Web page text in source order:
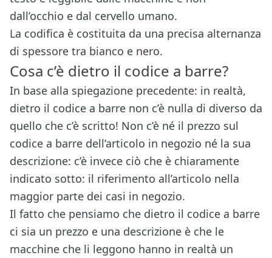
dall’occhio e dal cervello umano.
La codifica è costituita da una precisa alternanza
di spessore tra bianco e nero.
Cosa c’è dietro il codice a barre?
In base alla spiegazione precedente: in realtà,
dietro il codice a barre non c’è nulla di diverso da
quello che c’è scritto! Non c’è né il prezzo sul
codice a barre dell’articolo in negozio né la sua
descrizione: c’è invece ciò che è chiaramente
indicato sotto: il riferimento all’articolo nella
maggior parte dei casi in negozio.
Il fatto che pensiamo che dietro il codice a barre
ci sia un prezzo e una descrizione è che le
macchine che li leggono hanno in realtà un